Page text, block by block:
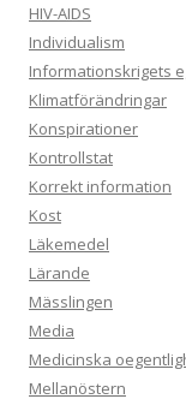
HIV-AIDS
Individualism
Informationskrigets
Klimatförändringar
Konspirationer
Kontrollstat
Korrekt information
Kost
Läkemedel
Lärande
Mässlingen
Media
Medicinska
Mellanöstern